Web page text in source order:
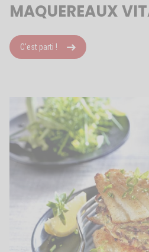
MAQUEREAUX
C'est parti !